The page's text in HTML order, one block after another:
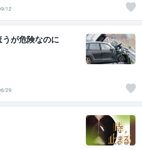
12
が危険なのに
29